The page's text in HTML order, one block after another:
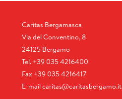
Caritas Bergamasca
Via del Conventino, 8
24125 Bergamo
Tel. +39 035 4216400
Fax +39 035 4216417
E-mailcaritas@caritasbergamo.it